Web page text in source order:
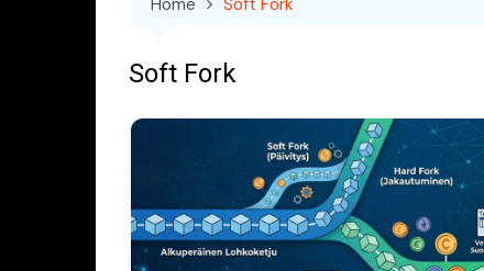
Soft Fork